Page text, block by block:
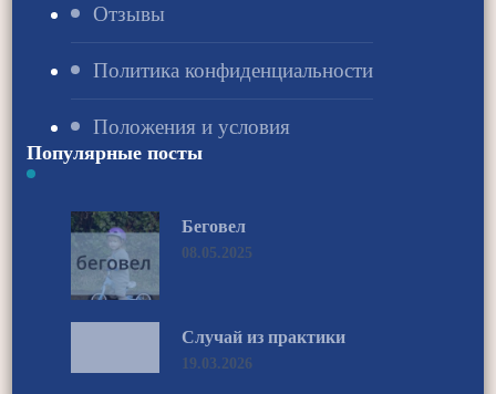
Отзывы
Политика конфиденциальности
Положения и условия
Популярные посты
Беговел
08.05.2025
Случай из практики
19.03.2026